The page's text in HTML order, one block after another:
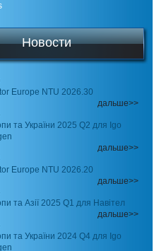
Новости
Europe NTU 2026.30
дальше>>
та України 2025 Q2 для Igo
дальше>>
Europe NTU 2026.20
дальше>>
та Азії 2025 Q1 для Навітел
дальше>>
та України 2024 Q4 для Igo